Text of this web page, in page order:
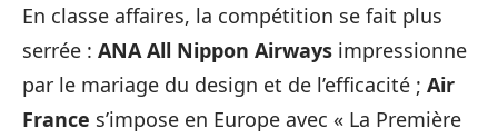
En classe affaires, la compétition se fait plus
serrée : ANA All Nippon Airways impressionne
par le mariage du design et de l’efficacité ; Air
France s’impose en Europe avec « La Première